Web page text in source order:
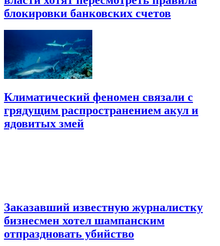
блокировки банковских счетов
Климатический феномен связали с
грядущим распространением акул и
ядовитых змей
Заказавший известную журналистку
бизнесмен хотел шампанским
отпраздновать убийство